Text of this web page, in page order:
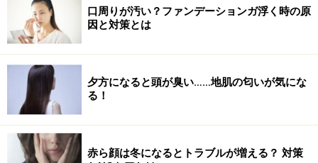
口周りが汚い？ファンデーションガ浮く時の原
因と対策とは
夕方になると頭が臭い……地肌の匂いが気にな
る！
赤ら顔は冬になるとトラブルが増える？ 対策